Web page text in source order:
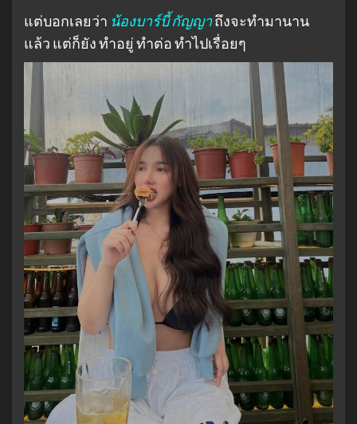
แต่บอกเลยว่า น้องบาร์บี้ กัญญาถึงจะทำมานาน
แล้ว แต่ก็ยัง ทำอยู่ ทำต่อ ทำไปเรื่อยๆ